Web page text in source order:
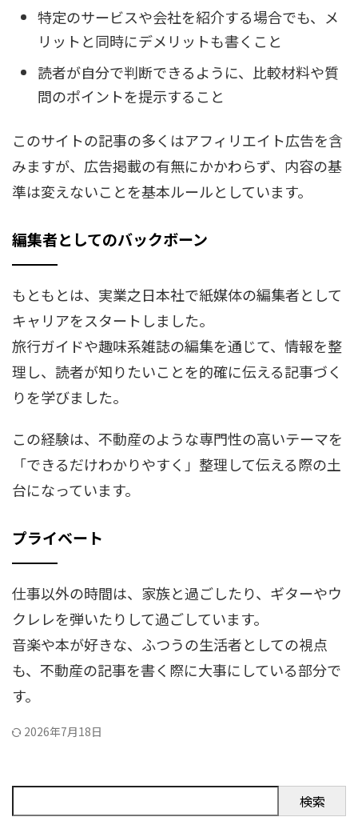
特定のサービスや会社を紹介する場合でも、メ
リットと同時にデメリットも書くこと
読者が自分で判断できるように、比較材料や質
問のポイントを提示すること
このサイトの記事の多くはアフィリエイト広告を含
みますが、広告掲載の有無にかかわらず、内容の基
準は変えないことを基本ルールとしています。
編集者としてのバックボーン
もともとは、実業之日本社で紙媒体の編集者として
キャリアをスタートしました。
旅行ガイドや趣味系雑誌の編集を通じて、情報を整
理し、読者が知りたいことを的確に伝える記事づく
りを学びました。
この経験は、不動産のような専門性の高いテーマを
「できるだけわかりやすく」整理して伝える際の土
台になっています。
プライベート
仕事以外の時間は、家族と過ごしたり、ギターやウ
クレレを弾いたりして過ごしています。
音楽や本が好きな、ふつうの生活者としての視点
も、不動産の記事を書く際に大事にしている部分で
す。
2026年7月18日
検索